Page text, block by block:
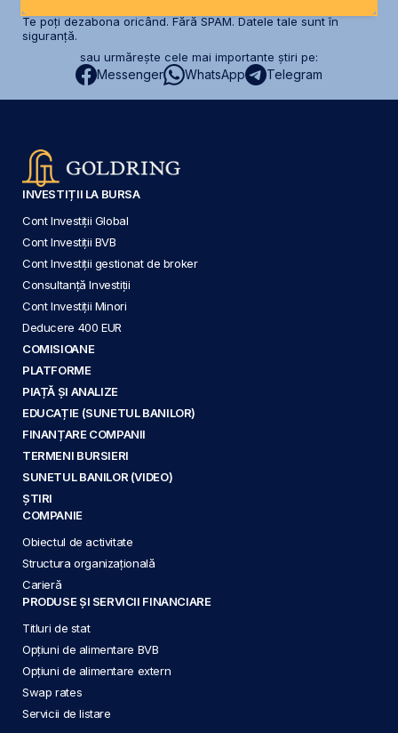
Te poți dezabona oricând. Fără SPAM. Datele tale sunt în
siguranță.
sau urmărește cele mai importante știri pe:
Messenger WhatsApp Telegram
INVESTIȚII LA BURSA
Cont Investiții Global
Cont Investiții BVB
Cont Investiții gestionat de broker
Consultanță Investiții
Cont Investiții Minori
Deducere 400 EUR
COMISIOANE
PLATFORME
PIAȚĂ ȘI ANALIZE
EDUCAȚIE (SUNETUL BANILOR)
FINANȚARE COMPANII
TERMENI BURSIERI
SUNETUL BANILOR (VIDEO)
ȘTIRI
COMPANIE
Obiectul de activitate
Structura organizațională
Carieră
PRODUSE ȘI SERVICII FINANCIARE
Titluri de stat
Opțiuni de alimentare BVB
Opțiuni de alimentare extern
Swap rates
Servicii de listare